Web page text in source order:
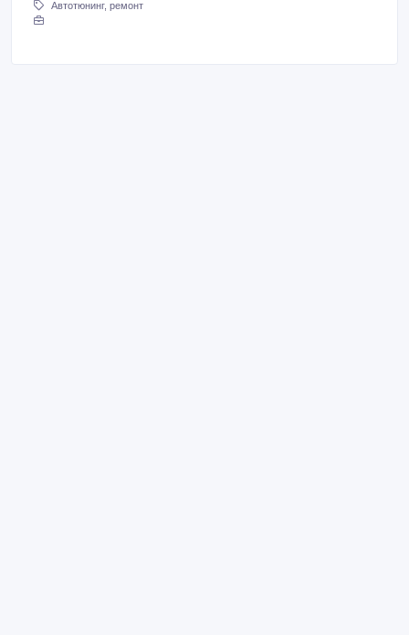
Автотюнинг, ремонт